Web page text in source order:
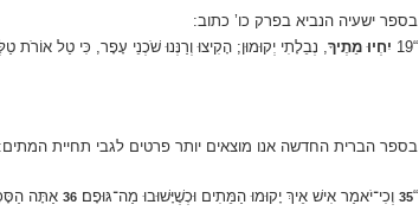
בספר ישעיה הנביא בפרק כו’ כתוב:
“19
יִחְיוּ מֵתֶיךָ, נְבֵלָתִי יְקוּמוּן; הָקִיצוּ וְרַנְּנוּ שֹׁכְנֵי עָפָר, כִּי טַל אוֹרֹת
בספר הברית החדשה אנו מוצאים יותר פרטים לגבי תחיית המתים:
“
35 וְכִי־יֹאמַר אִישׁ אֵיךְ יָקוּמוּ הַמֵּתִים וּכְשֶׁיָּשׁוּבוּ מַה־גּוּפָם׃36 אַתָּה